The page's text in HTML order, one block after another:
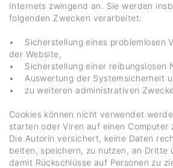
Inter­nets zwin­gend an. Sie werden
folgenden Zwecken verar­beitet:
• Sicher­stel­lung eines problem­losen
der Website,
• Sicher­stel­lung einer reibungs­losen
• Auswer­tung der System­si­cher­heit
• zu weiteren admi­nis­tra­tiven
Cookies können nicht verwendet
starten oder Viren auf einen Computer
Die Autorin versi­chert, keine Daten
beiten, spei­chern, zu nutzen, an Dritte
damit Rück­schlüsse auf Personen zu